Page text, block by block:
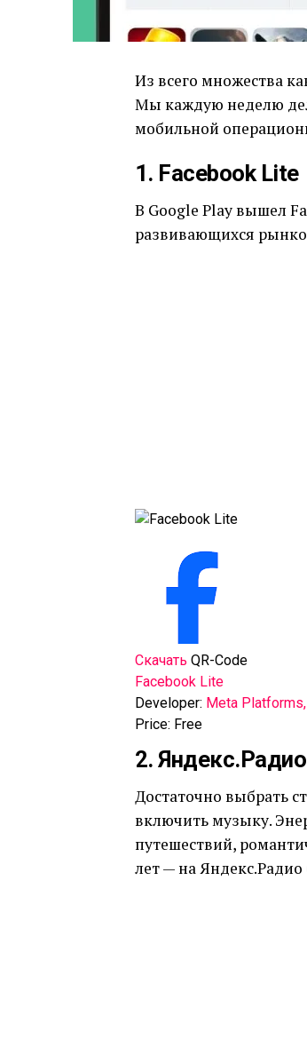
Из всего множества
Мы каждую неделю
мобильной
1. Facebook Lite
В Google Play вышел
развивающихся
Скачать QR-Code
Facebook Lite
Developer: Meta Platforms,
Price: Free
2. Яндекс.Радио
Достаточно выбрать
включить музыку.
путешествий,
лет — на Яндекс.Радио